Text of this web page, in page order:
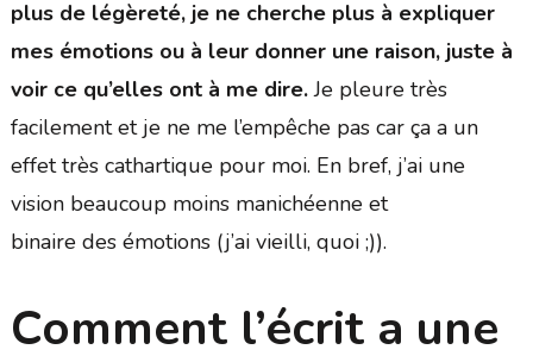
plus de légèreté, je ne cherche plus à expliquer
mes émotions ou à leur donner une raison, juste à
voir ce qu’elles ont à me dire.Je pleure très
facilement et je ne me l’empêche pas car ça a un
effet très cathartique pour moi. En bref, j’ai une
vision beaucoup moins manichéenne et
binaire des émotions (j’ai vieilli, quoi ;)).
Comment l’écrit a une